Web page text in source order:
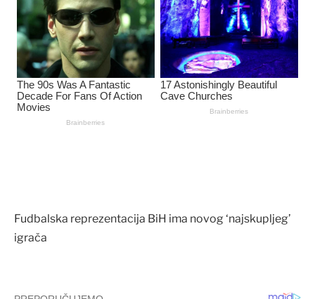
Fudbalska reprezentacija BiH ima novog ‘najskupljeg’
igrača